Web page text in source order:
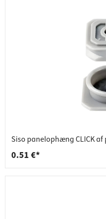
Siso panelophæng CLICK af
0.51 €*